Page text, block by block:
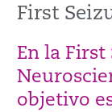
First
En la
objetivo